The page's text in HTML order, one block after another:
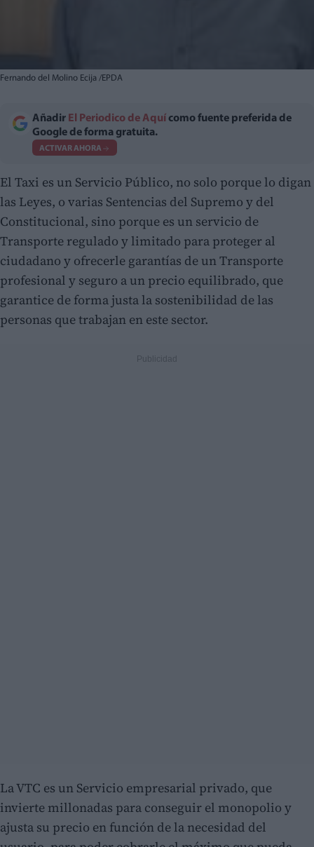
Fernando del Molino Ecija /EPDA
Añadir El Periodico de Aquí como fuente preferida de
Google de forma gratuita.
ACTIVAR AHORA
El Taxi es un Servicio Público, no solo porque lo digan
las Leyes, o varias Sentencias del Supremo y del
Constitucional, sino porque es un servicio de
Transporte regulado y limitado para proteger al
ciudadano y ofrecerle garantías de un Transporte
profesional y seguro a un precio equilibrado, que
garantice de forma justa la sostenibilidad de las
personas que trabajan en este sector.
La VTC es un Servicio empresarial privado, que
invierte millonadas para conseguir el monopolio y
ajusta su precio en función de la necesidad del